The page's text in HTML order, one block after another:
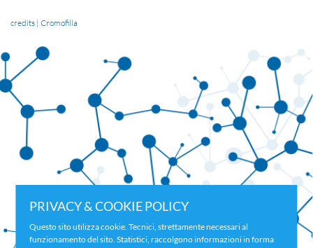
credits | Cromofilla
PRIVACY & COOKIE POLICY
Questo sito utilizza cookie. Tecnici, strettamente necessari al
funzionamento del sito. Statistici, raccolgono informazioni in forma